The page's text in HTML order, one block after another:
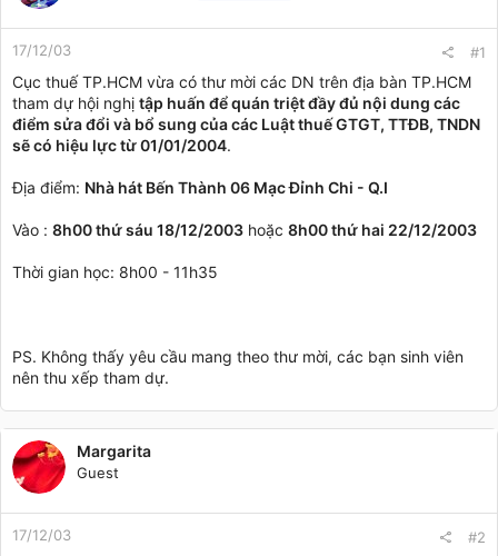
17/12/03 #1
Cục thuế TP.HCM vừa có thư mời các DN trên địa bàn TP.HCM
tham dự hội nghị tập huấn để quán triệt đầy đủ nội dung các
điểm sửa đổi và bổ sung của các Luật thuế GTGT, TTĐB, TNDN
sẽ có hiệu lực từ 01/01/2004.
Địa điểm: Nhà hát Bến Thành 06 Mạc Đỉnh Chi - Q.I
Vào : 8h00 thứ sáu 18/12/2003 hoặc 8h00 thứ hai 22/12/2003
Thời gian học: 8h00 - 11h35
PS. Không thấy yêu cầu mang theo thư mời, các bạn sinh viên
nên thu xếp tham dự.
Margarita
Guest
17/12/03 #2